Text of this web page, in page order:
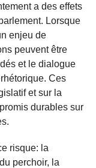
a des effets
Lorsque
enjeu de
peuvent être
et le dialogue
Ces
et sur la
durables sur
risque: la
perchoir, la